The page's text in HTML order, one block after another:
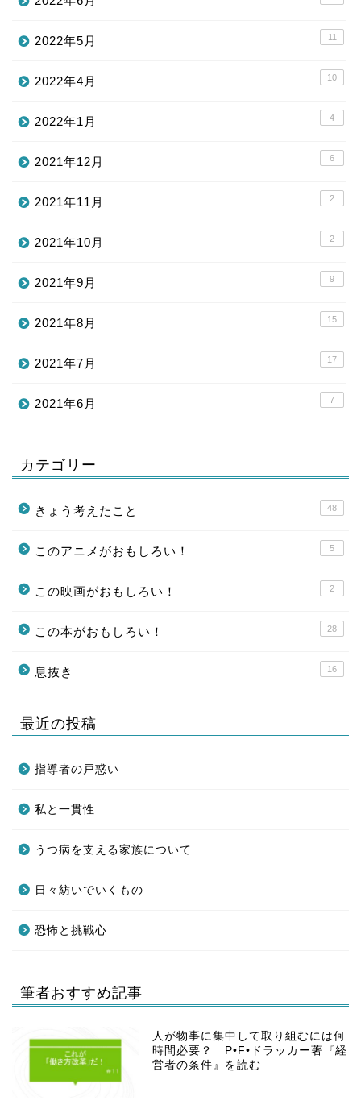
2022年5月 11
2022年4月 10
2022年1月 4
2021年12月 6
2021年11月 2
2021年10月 2
2021年9月 9
2021年8月 15
2021年7月 17
2021年6月 7
カテゴリー
きょう考えたこと 48
このアニメがおもしろい！ 5
この映画がおもしろい！ 2
この本がおもしろい！ 28
息抜き 16
最近の投稿
指導者の戸惑い
私と一貫性
うつ病を支える家族について
日々紡いでいくもの
恐怖と挑戦心
筆者おすすめ記事
人が物事に集中して取り組むには何
時間必要？ P•F•ドラッカー著『経
営者の条件』を読む